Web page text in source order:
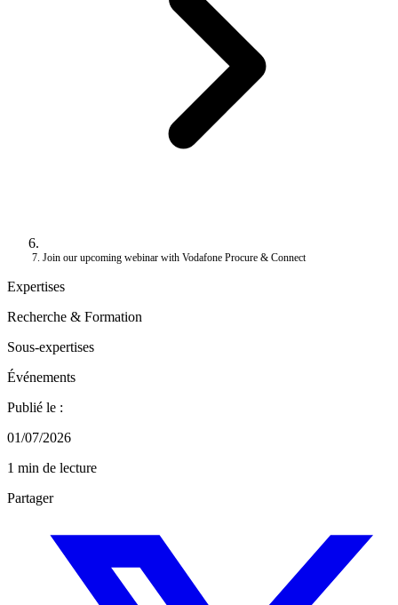
Join our upcoming webinar with Vodafone Procure & Connect
Expertises
Recherche & Formation
Sous-expertises
Événements
Publié le :
01/07/2026
1 min de lecture
Partager